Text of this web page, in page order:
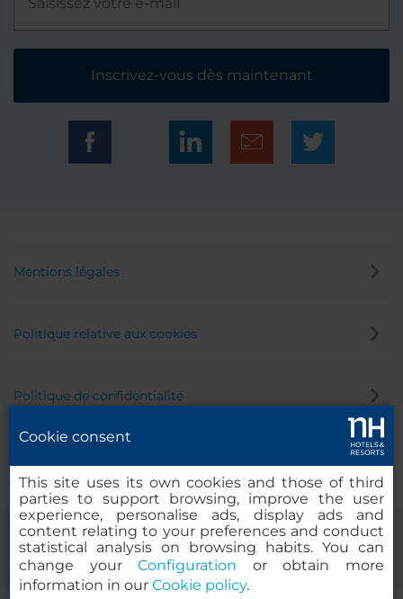
Inscrivez-vous dès maintenant
Mentions légales
Politique relative aux cookies
Politique de confidentialité
Cookie consent
This site uses its own cookies and those of third
parties to support browsing, improve the user
experience, personalise ads, display ads and
content relating to your preferences and conduct
statistical analysis on browsing habits. You can
change yourConfiguration or obtain more
information in our Cookie policy.